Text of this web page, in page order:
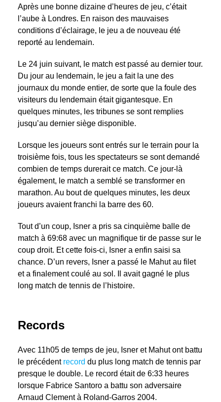
Après une bonne dizaine d’heures de jeu, c’était
l’aube à Londres. En raison des mauvaises
conditions d’éclairage, le jeu a de nouveau été
reporté au lendemain.
Le 24 juin suivant, le match est passé au dernier tour.
Du jour au lendemain, le jeu a fait la une des
journaux du monde entier, de sorte que la foule des
visiteurs du lendemain était gigantesque. En
quelques minutes, les tribunes se sont remplies
jusqu’au dernier siège disponible.
Lorsque les joueurs sont entrés sur le terrain pour la
troisième fois, tous les spectateurs se sont demandé
combien de temps durerait ce match. Ce jour-là
également, le match a semblé se transformer en
marathon. Au bout de quelques minutes, les deux
joueurs avaient franchi la barre des 60.
Tout d’un coup, Isner a pris sa cinquième balle de
match à 69:68 avec un magnifique tir de passe sur le
coup droit. Et cette fois-ci, Isner a enfin saisi sa
chance. D’un revers, Isner a passé le Mahut au filet
et a finalement coulé au sol. Il avait gagné le plus
long match de tennis de l’histoire.
Records
Avec 11h05 de temps de jeu, Isner et Mahut ont battu
le précédent record du plus long match de tennis par
presque le double. Le record était de 6:33 heures
lorsque Fabrice Santoro a battu son adversaire
Arnaud Clement à Roland-Garros 2004.